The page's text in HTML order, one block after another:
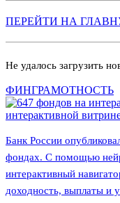
ПЕРЕЙТИ НА
Не удалось загрузить
ФИНГРАМОТНОСТЬ
интерактивной
Банк России
фондах. С помощью
интерактивный
доходность, выплаты и